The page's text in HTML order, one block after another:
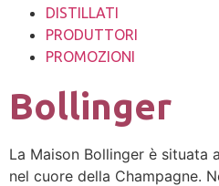
DISTILLATI
PRODUTTORI
PROMOZIONI
Bollinger
La Maison Bollinger è situata
nel cuore della Champagne.